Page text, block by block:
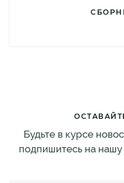
Будьте в курсе
подпишитесь на